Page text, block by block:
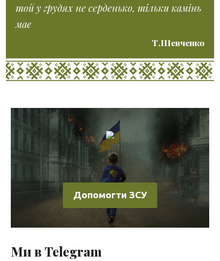
той у грудях не серденько, тільки камінь
має
Т.Шевченко
Допомогти ЗСУ
Ми в Telegram